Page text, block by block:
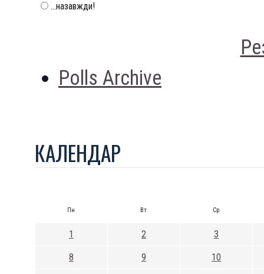
...назавжди!
Polls Archive
КАЛЕНДАР
Пн Вт Ср
1 2 3
8 9 10